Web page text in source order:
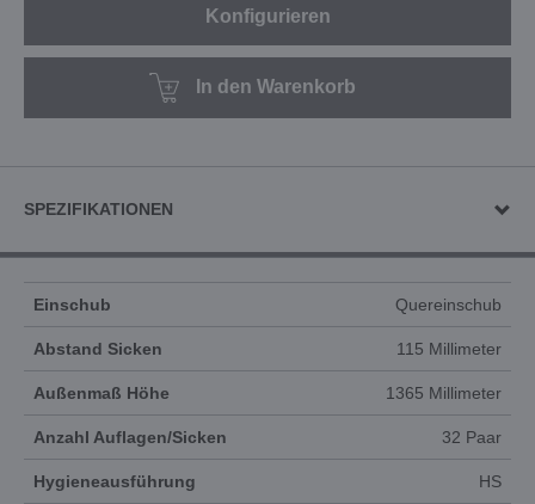
Konfigurieren
In den Warenkorb
SPEZIFIKATIONEN
Einschub Quereinschub
Abstand Sicken 115 Millimeter
Außenmaß Höhe 1365 Millimeter
Anzahl Auflagen/Sicken 32 Paar
Hygieneausführung HS